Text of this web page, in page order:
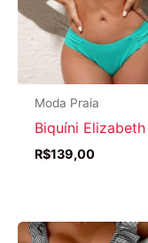
Moda Praia
Biquíni Elizabeth
R$139,00